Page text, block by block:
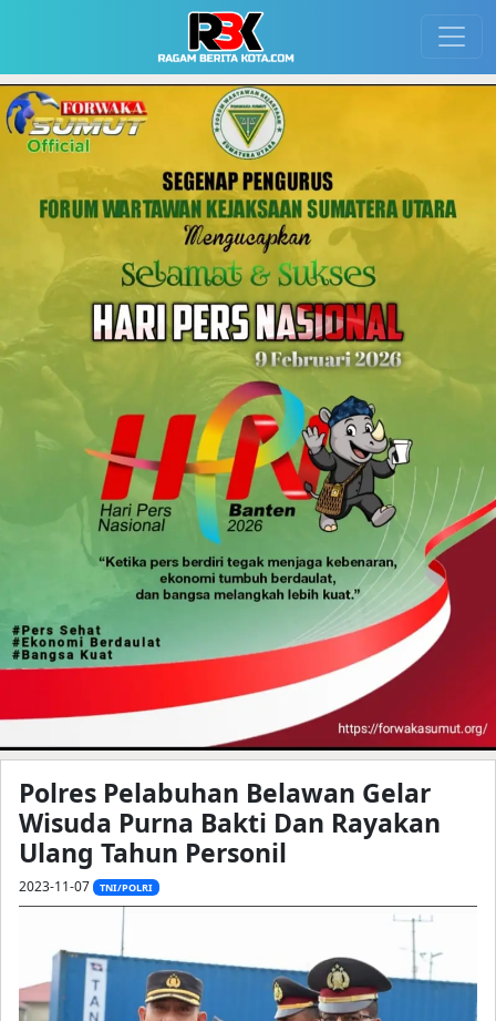
Polres Pelabuhan Belawan Gelar
Wisuda Purna Bakti Dan Rayakan
Ulang Tahun Personil
2023-11-07 TNI/POLRI